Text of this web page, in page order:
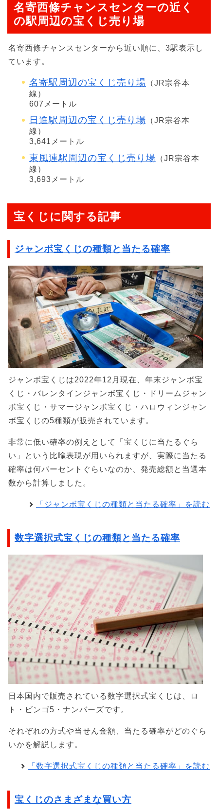
名寄西條チャンスセンターの近く
の駅周辺の宝くじ売り場
名寄西條チャンスセンターから近い順に、3駅表示し
ています。
名寄駅周辺の宝くじ売り場 （JR宗谷本
線）
607メートル
日進駅周辺の宝くじ売り場 （JR宗谷本
線）
3,641メートル
東風連駅周辺の宝くじ売り場 （JR宗谷本
線）
3,693メートル
宝くじに関する記事
ジャンボ宝くじの種類と当たる確率
ジャンボ宝くじは2022年12月現在、年末ジャンボ宝
くじ・バレンタインジャンボ宝くじ・ドリームジャン
ボ宝くじ・サマージャンボ宝くじ・ハロウィンジャン
ボ宝くじの5種類が販売されています。
非常に低い確率の例えとして「宝くじに当たるぐら
い」という比喩表現が用いられますが、実際に当たる
確率は何パーセントぐらいなのか、発売総額と当選本
数から計算しました。
「ジャンボ宝くじの種類と当たる確率」を読む
数字選択式宝くじの種類と当たる確率
日本国内で販売されている数字選択式宝くじは、ロ
ト・ビンゴ5・ナンバーズです。
それぞれの方式や当せん金額、当たる確率がどのぐら
いかを解説します。
「数字選択式宝くじの種類と当たる確率」を読む
宝くじのさまざまな買い方